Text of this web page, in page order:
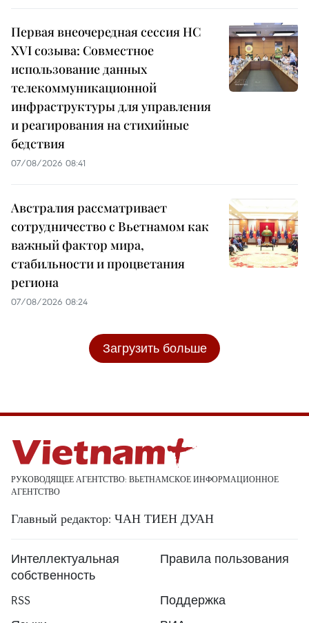
Первая внеочередная сессия НС
XVI созыва: Совместное
использование данных
телекоммуникационной
инфраструктуры для управления
и реагирования на стихийные
бедствия
07/08/2026 08:41
Австралия рассматривает
сотрудничество с Вьетнамом как
важный фактор мира,
стабильности и процветания
региона
07/08/2026 08:24
Загрузить больше
РУКОВОДЯЩЕЕ АГЕНТСТВО: ВЬЕТНАМСКОЕ ИНФОРМАЦИОННОЕ
АГЕНТСТВО
Главный редактор: ЧАН ТИЕН ДУАН
Интеллектуальная
собственность
Правила пользования
RSS
Поддержка